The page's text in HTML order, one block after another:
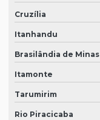
Cruzília
Itanhandu
Brasilândia de Minas
Itamonte
Tarumirim
Rio Piracicaba